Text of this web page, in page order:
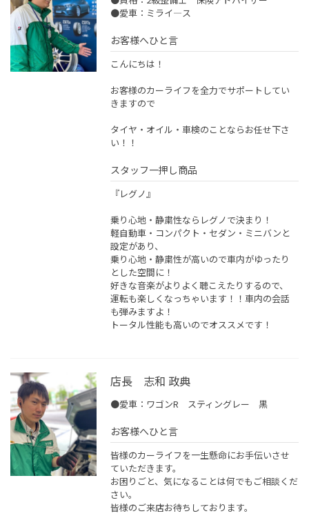
●愛車：ミライ―ス
お客様へひと言
こんにちは！
お客様のカーライフを全力でサポートしてい
きますので
タイヤ・オイル・車検のことならお任せ下さ
い！！
スタッフ一押し商品
『レグノ』
乗り心地・静粛性ならレグノで決まり！
軽自動車・コンパクト・セダン・ミニバンと
設定があり、
乗り心地・静粛性が高いので車内がゆったり
とした空間に！
好きな音楽がよりよく聴こえたりするので、
運転も楽しくなっちゃいます！！車内の会話
も弾みますよ！
トータル性能も高いのでオススメです！
店長 志和 政典
●愛車：ワゴンR スティングレー 黒
お客様へひと言
皆様のカーライフを一生懸命にお手伝いさせ
ていただきます。
お困りごと、気になることは何でもご相談くだ
さい。
皆様のご来店お待ちしております。